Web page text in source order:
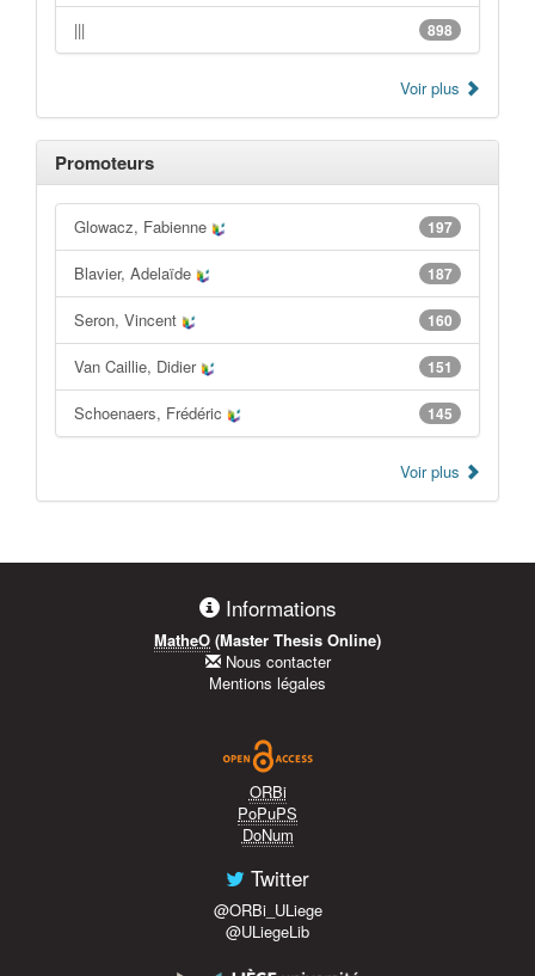
898
|||
Voir plus
Promoteurs
197
Glowacz, Fabienne
187
Blavier, Adelaïde
160
Seron, Vincent
151
Van Caillie, Didier
145
Schoenaers, Frédéric
Voir plus
Informations
MatheO (Master Thesis Online)
Nous contacter
Mentions légales
ORBi
PoPuPS
DoNum
Twitter
@ORBi_ULiege
@ULiegeLib